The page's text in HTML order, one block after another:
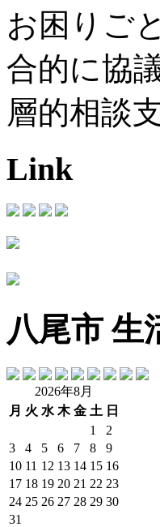
お困りご
合的に協
層的相談
Link
八尾市 生
2026年8月
月 火 水 木 金 土 日
1
2
3
4 5 6 7 8
9
10 11 12 13 14 15 16
17 18 19 20 21 22 23
24 25 26 27 28 29 30
31